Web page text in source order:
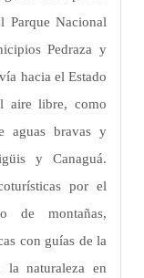
Parque Nacional
Pedraza y
hacia el Estado
aire libre, como
aguas bravas y
y Canaguá.
por el
de montañas,
con guías de la
naturaleza en